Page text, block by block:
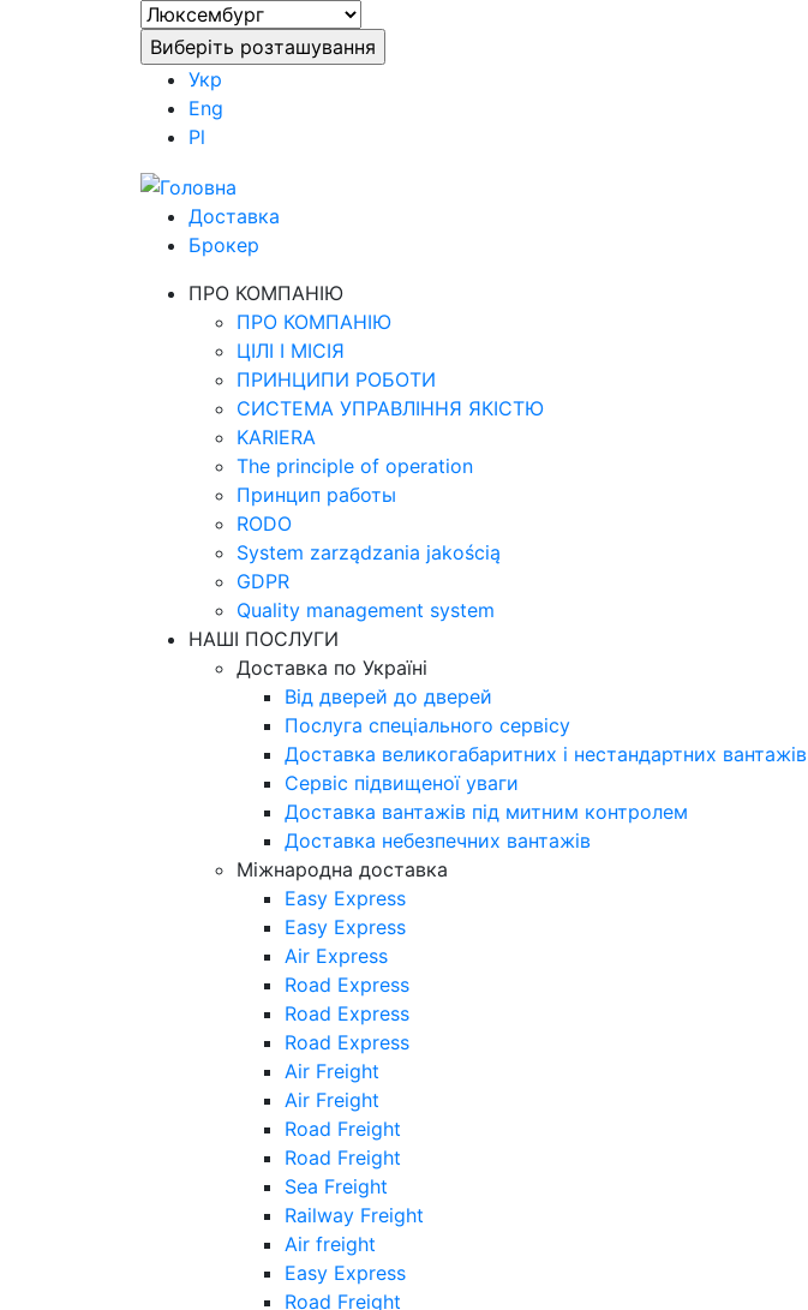
Укр
Eng
Pl
Доставка
Брокер
ПРО КОМПАНІЮ
ПРО КОМПАНІЮ
ЦІЛІ І МІСІЯ
ПРИНЦИПИ РОБОТИ
СИСТЕМА УПРАВЛІННЯ ЯКІСТЮ
KARIERA
The principle of operation
Принцип работы
RODO
System zarządzania jakością
GDPR
Quality management system
НАШІ ПОСЛУГИ
Доставка по Україні
Від дверей до дверей
Послуга спеціального сервісу
Доставка великогабаритних і нестандартних вантажів
Сервіс підвищеної уваги
Доставка вантажів під митним контролем
Доставка небезпечних вантажів
Міжнародна доставка
Easy Express
Easy Express
Air Express
Road Express
Road Express
Road Express
Air Freight
Air Freight
Road Freight
Road Freight
Sea Freight
Railway Freight
Air freight
Easy Express
Road Freight